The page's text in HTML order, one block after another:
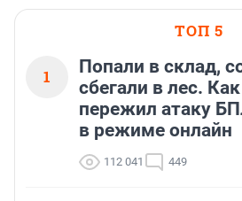
ТОП 5
1
Попали в склад,
сбегали в лес.
пережил атаку
в режиме онлайн
112 041 449